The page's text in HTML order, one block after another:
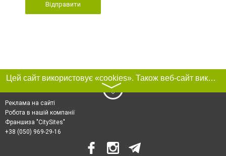
Відправити
Цей сайт використовує «cookies». Також веб-сайт використовує інтернет-сервіс для збору технічних даних стосовно відвідувачів з метою отримання маркетингової та статистичної інформації. Умови обробки даних відвідувачів сайту див.
〉
Реклама на сайті
Робота в нашій компанії
Франшиза "CitySites"
+38 (050) 969-29-16